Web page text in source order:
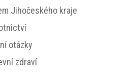
Jihočeského kraje
otázky
zdraví